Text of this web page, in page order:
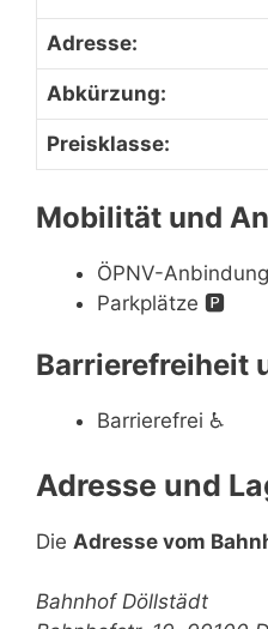
Adresse:
Abkürzung:
Preisklasse:
Mobilität und
ÖPNV-Anbindung
Parkplätze 🅿️
Barrierefreiheit
Barrierefrei ♿
Adresse und
Die Adresse vom
Bahnhof Döllstädt